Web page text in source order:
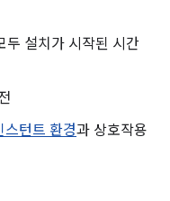
두 설치가 시작된 시간
스턴트 환경과 상호작용